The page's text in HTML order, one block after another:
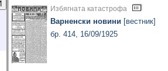
Избягната катастрофа
Варненски новини [вестник]
бр. 414, 16/09/1925